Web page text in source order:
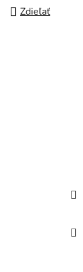
Zdieľať